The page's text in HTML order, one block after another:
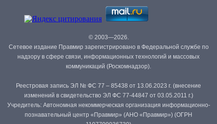
© 2003—2026.
Сетевое издание Правмир зарегистрировано в Федеральной службе по
надзору в сфере связи, информационных технологий и массовых
коммуникаций (Роскомнадзор).
Реестровая запись ЭЛ № ФС 77 – 85438 от 13.06.2023 г. (внесение
изменений в свидетельство ЭЛ ФС 77-44847 от 03.05.2011 г.)
Учредитель: Автономная некоммерческая организация информационно-
познавательный центр «Правмир» (АНО «Правмир») (ОГРН